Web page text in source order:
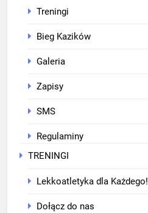
Treningi
Bieg Kazików
Galeria
Zapisy
SMS
Regulaminy
TRENINGI
Lekkoatletyka dla Każdego!
Dołącz do nas